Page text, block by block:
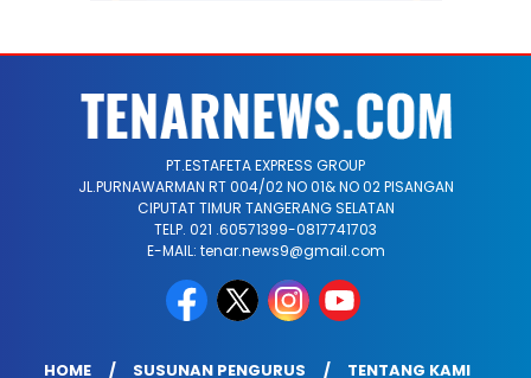
PT.ESTAFETA EXPRESS GROUP
JL.PURNAWARMAN RT 004/02 NO 01& NO 02 PISANGAN
CIPUTAT TIMUR TANGERANG SELATAN
TELP. 021 .60571399-0817741703
E-MAIL: tenar.news9@gmail.com
HOME SUSUNAN PENGURUS TENTANG KAMI